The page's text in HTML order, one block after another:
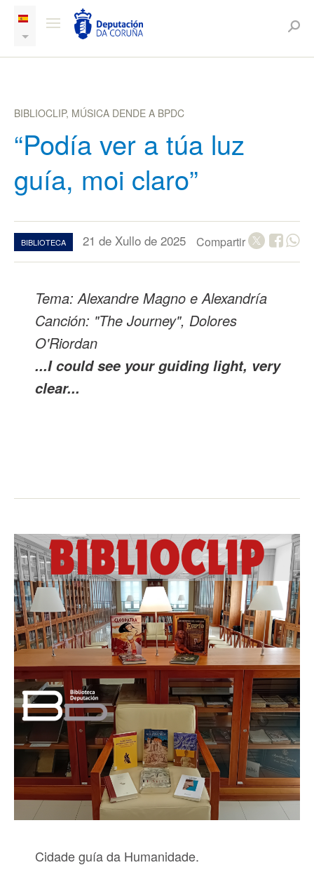
BIBLIOCLIP, MÚSICA DENDE A BPDC
“Podía ver a túa luz
guía, moi claro”
BIBLIOTECA 21 de Xullo de 2025 Compartir
Tema: Alexandre Magno e Alexandría
Canción: "The Journey", Dolores
O'Riordan
...I could see your guiding light, very
clear...
Cidade guía da Humanidade.